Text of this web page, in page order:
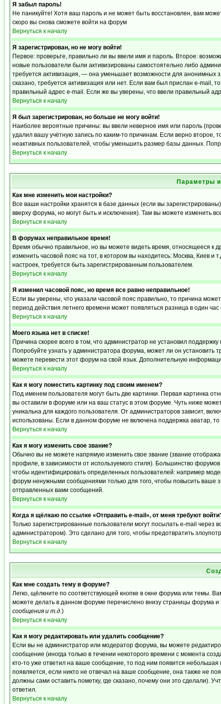
Я забыл пароль!
Не паникуйте! Хотя ваш пароль и не может быть восстановлен, вам
скоро вы снова сможете войти на форум
Вернуться к началу
Я зарегистрирован, но не могу войти!
Первое: проверьте, правильно ли вы ввели имя и пароль. Второе:
новые пользователи были активизированы самостоятельно либо
требуется активизация, — она уменьшает возможности для анонимных
сказано, требуется активизация или нет. Если вам был прислан e-mail,
правильный адрес e-mail. Если же вы уверены, что ввели правильный
Вернуться к началу
Я был зарегистрирован, но больше не могу войти!
Наиболее вероятные причины: вы ввели неверное имя или пароль
удалил вашу учётную запись по каким-то причинам. Если верно
неактивных пользователей, чтобы уменьшить размер базы данных.
Вернуться к началу
Параметры
Как мне изменить мои настройки?
Все ваши настройки хранятся в базе данных (если вы
вверху форума, но могут быть и исключения). Там вы можете изменить
Вернуться к началу
В форумах неправильное время!
Время обычно правильное, но вы можете видеть время, относящееся к
изменить часовой пояс на тот, в котором вы находитесь: Москва, Киев
настроек, требуется быть зарегистрированным пользователем.
Вернуться к началу
Я изменил часовой пояс, но время все равно неправильное!
Если вы уверены, что указали часовой пояс правильно, то причина
период действия летнего времени может появляться разница в один
Вернуться к началу
Моего языка нет в списке!
Причина скорее всего в том, что администратор не установил
Попробуйте узнать у администратора форума, может ли он установить
можете перевести этот форум на свой язык. Дополнительную
Вернуться к началу
Как я могу поместить картинку под своим именем?
Под именем пользователя могут быть две картинки. Первая картинка
вы оставили в форуме или на ваш статус в этом форуме. Чуть ниже
уникальна для каждого пользователя. От администраторов зависит,
использованы. Если в данном форуме не включена поддержка аватар,
Вернуться к началу
Как я могу изменить свое звание?
Обычно вы не можете напрямую изменить свое звание (звание
профиле, в зависимости от используемого стиля). Большинство
чтобы идентифицировать определенных пользователей: например
форум ненужными сообщениями только для того, чтобы повысить ваше
отправленных вами сообщений.
Вернуться к началу
Когда я щёлкаю по ссылке «Отправить e-mail», от меня требуют
Только зарегистрированные пользователи могут посылать e-mail
администратором). Это сделано для того, чтобы предотвратить
Вернуться к началу
Как мне создать тему в форуме?
Легко, щёлкните по соответствующей кнопке в окне форума или темы.
можете делать в данном форуме перечислено внизу страницы форума и
сообщения и т.д.)
Вернуться к началу
Как я могу редактировать или удалить сообщение?
Если вы не администратор или модератор форума, вы можете
сообщение (иногда только в течении некоторого времени с момента
кто-то уже ответил на ваше сообщение, то под ним появится
появляется, если никто не отвечал на ваше сообщение, она также не
должны сами оставить пометку, где сказано, почему они это сделали).
ответил.
Вернуться к началу